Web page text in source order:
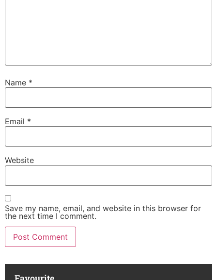
Name *
Email *
Website
Save my name, email, and website in this browser for
the next time I comment.